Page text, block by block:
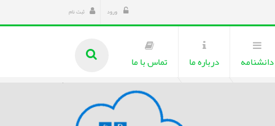
ورود ثبت نام
دانشنامه درباره ما تماس با ما